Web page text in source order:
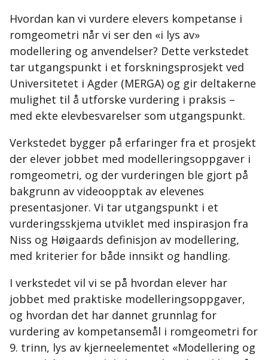
Hvordan kan vi vurdere elevers kompetanse i
romgeometri når vi ser den «i lys av»
modellering og anvendelser? Dette verkstedet
tar utgangspunkt i et forskningsprosjekt ved
Universitetet i Agder (MERGA) og gir deltakerne
mulighet til å utforske vurdering i praksis –
med ekte elevbesvarelser som utgangspunkt.
Verkstedet bygger på erfaringer fra et prosjekt
der elever jobbet med modelleringsoppgaver i
romgeometri, og der vurderingen ble gjort på
bakgrunn av videoopptak av elevenes
presentasjoner. Vi tar utgangspunkt i et
vurderingsskjema utviklet med inspirasjon fra
Niss og Høigaards definisjon av modellering,
med kriterier for både innsikt og handling.
I verkstedet vil vi se på hvordan elever har
jobbet med praktiske modelleringsoppgaver,
og hvordan det har dannet grunnlag for
vurdering av kompetansemål i romgeometri for
9. trinn, lys av kjerneelementet «Modellering og